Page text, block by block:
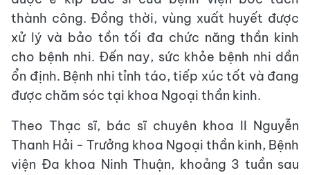
thành công. Đồng thời, vùng xuất huyết được
xử lý và bảo tồn tối đa chức năng thần kinh
cho bệnh nhi. Đến nay, sức khỏe bệnh nhi dần
ổn định. Bệnh nhi tỉnh táo, tiếp xúc tốt và đang
được chăm sóc tại khoa Ngoại thần kinh.
Theo Thạc sĩ, bác sĩ chuyên khoa II Nguyễn
Thanh Hải - Trưởng khoa Ngoại thần kinh, Bệnh
viện Đa khoa Ninh Thuận, khoảng 3 tuần sau